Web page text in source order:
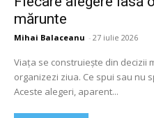
mărunte
Mihai Balaceanu - 27 iulie 2026
Viața se construiește din decizii
organizezi ziua. Ce spui sau nu
Aceste alegeri, aparent...